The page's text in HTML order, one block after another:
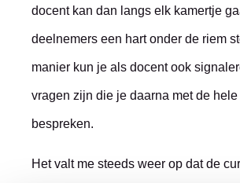
docent kan dan langs elk kamertje
deelnemers een hart onder de riem
manier kun je als docent ook
vragen zijn die je daarna met de
bespreken.
Het valt me steeds weer op dat de